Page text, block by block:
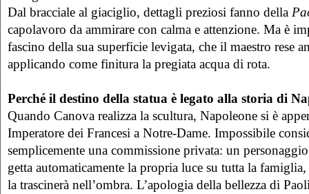
Dal bracciale al giaciglio, dettagli preziosi fanno della
capolavoro da ammirare con calma e attenzione. Ma è
fascino della sua superficie levigata, che il maestro rese
applicando come finitura la pregiata acqua di rota.
Perché il destino della statua è legato alla storia di
Quando Canova realizza la scultura, Napoleone si è
Imperatore dei Francesi a Notre-Dame. Impossibile
semplicemente una commissione privata: un
getta automaticamente la propria luce su tutta la
la trascinerà nell’ombra. L’apologia della bellezza di